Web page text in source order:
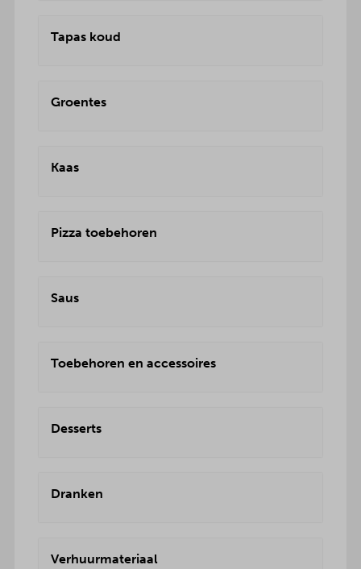
Tapas koud
Groentes
Kaas
Pizza toebehoren
Saus
Toebehoren en accessoires
Desserts
Dranken
Verhuurmateriaal